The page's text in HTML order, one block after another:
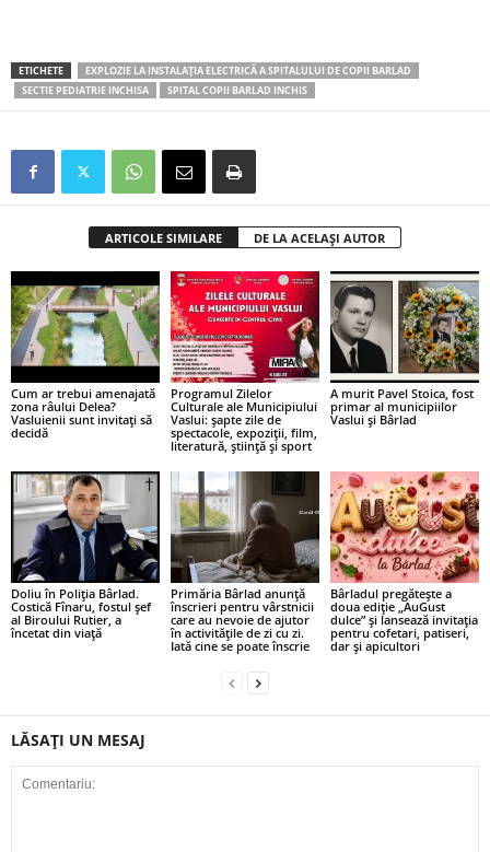
ETICHETE
EXPLOZIE LA INSTALAȚIA ELECTRICĂ A SPITALULUI DE COPII BARLAD
SECTIE PEDIATRIE INCHISA
SPITAL COPII BARLAD INCHIS
ARTICOLE SIMILARE DE LA ACELAȘI AUTOR
Cum ar trebui amenajată
zona râului Delea?
Vasluienii sunt invitați să
decidă
Programul Zilelor
Culturale ale Municipiului
Vaslui: șapte zile de
spectacole, expoziții, film,
literatură, știință și sport
A murit Pavel Stoica, fost
primar al municipiilor
Vaslui și Bârlad
Doliu în Poliția Bârlad.
Costică Fînaru, fostul șef
al Biroului Rutier, a
încetat din viață
Primăria Bârlad anunță
înscrieri pentru vârstnicii
care au nevoie de ajutor
în activitățile de zi cu zi.
Iată cine se poate înscrie
Bârladul pregătește a
doua ediție „AuGust
dulce” și lansează invitația
pentru cofetari, patiseri,
dar și apicultori
LĂSAȚI UN MESAJ